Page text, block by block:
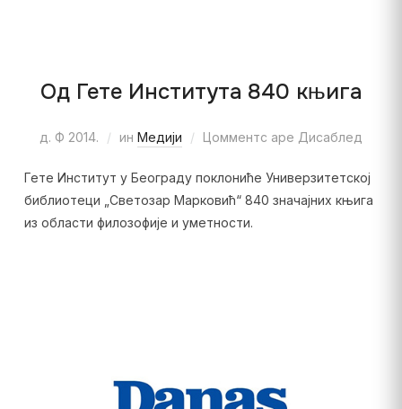
Од Гете Института 840 књига
д. Ф 2014. ин Медији Цомментс аре Дисаблед
Гете Институт у Београду поклониће Универзитетској
библиотеци „Светозар Марковић“ 840 значајних књига
из области филозофије и уметности.